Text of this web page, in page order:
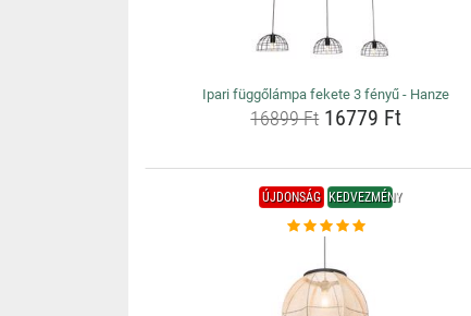
Ipari függőlámpa fekete 3 fényű - Hanze
16899 Ft16779 Ft
ÚJDONSÁG KEDVEZMÉNY